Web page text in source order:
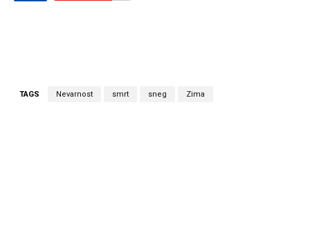
TAGS Nevarnost smrt sneg Zima